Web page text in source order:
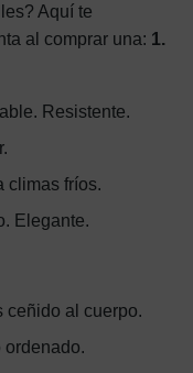
Aquí te
al comprar una: 1.
Resistente.
climas fríos.
Elegante.
ceñido al cuerpo.
ordenado.